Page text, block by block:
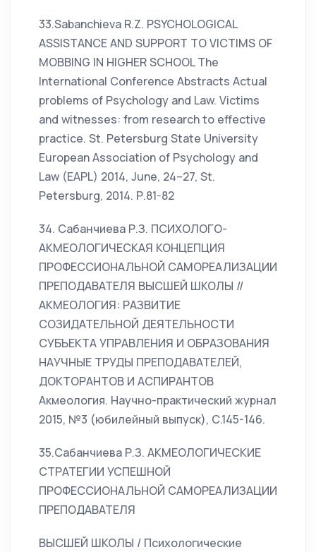
33.Sabanchieva R.Z. PSYCHOLOGICAL
ASSISTANCE AND SUPPORT TO VICTIMS OF
MOBBING IN HIGHER SCHOOL The
International Conference Abstracts Actual
problems of Psychology and Law. Victims
and witnesses: from research to effective
practice. St. Petersburg State University
European Association of Psychology and
Law (EAPL) 2014, June, 24–27, St.
Petersburg, 2014. Р.81-82
34. Сабанчиева Р.З. ПСИХОЛОГО-
АКМЕОЛОГИЧЕСКАЯ КОНЦЕПЦИЯ
ПРОФЕССИОНАЛЬНОЙ САМОРЕАЛИЗАЦИИ
ПРЕПОДАВАТЕЛЯ ВЫСШЕЙ ШКОЛЫ //
АКМЕОЛОГИЯ: РАЗВИТИЕ
СОЗИДАТЕЛЬНОЙ ДЕЯТЕЛЬНОСТИ
СУБЪЕКТА УПРАВЛЕНИЯ И ОБРАЗОВАНИЯ
НАУЧНЫЕ ТРУДЫ ПРЕПОДАВАТЕЛЕЙ,
ДОКТОРАНТОВ И АСПИРАНТОВ
Акмеология. Научно-практический журнал
2015, №3 (юбилейный выпуск), С.145-146.
35.Сабанчиева Р.З. АКМЕОЛОГИЧЕСКИЕ
СТРАТЕГИИ УСПЕШНОЙ
ПРОФЕССИОНАЛЬНОЙ САМОРЕАЛИЗАЦИИ
ПРЕПОДАВАТЕЛЯ
ВЫСШЕЙ ШКОЛЫ / Психологические